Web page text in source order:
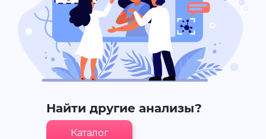
Найти другие анализы?
Каталог